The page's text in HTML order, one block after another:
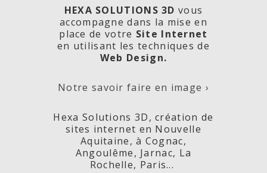
Les
HEXA SOLUTIONS 3D vous
accompagne dans la mise en
place de votre Site Internet
en utilisant les techniques de
Web Design.
Notre savoir faire en image ›
Hexa Solutions 3D, création de
sites internet en Nouvelle
Aquitaine, à Cognac,
Angoulême, Jarnac, La
Rochelle, Paris...